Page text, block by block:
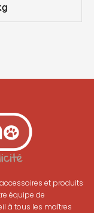
et produits
équipe de
à tous les maîtres